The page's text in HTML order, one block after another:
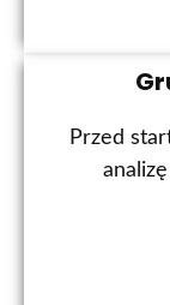
Przed